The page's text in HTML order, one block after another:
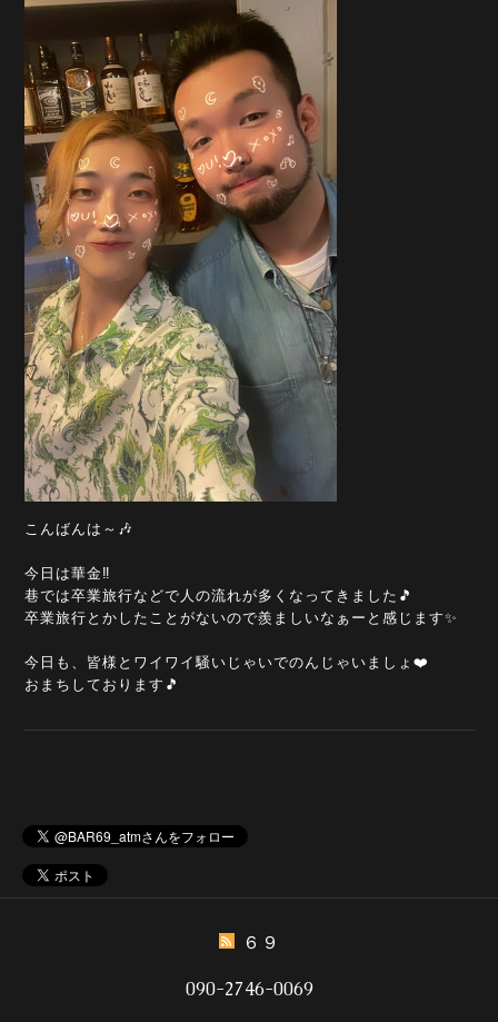
こんばんは～🎶
今日は華金‼️
巷では卒業旅行などで人の流れが多くなってきました🎵
卒業旅行とかしたことがないので羨ましいなぁーと感じます✨
今日も、皆様とワイワイ騒いじゃいでのんじゃいましょ❤️
おまちしております🎵
６９
090-2746-0069